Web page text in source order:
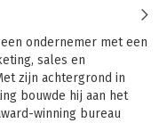
een ondernemer met een
sales en
zijn achtergrond in
bouwde hij aan het